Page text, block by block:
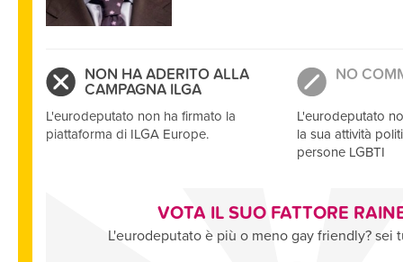
NON HA ADERITO ALLA
CAMPAGNA ILGA
L'eurodeputato non ha firmato la
piattaforma di ILGA Europe.
NO
L'eurodeputato
la sua attività
persone LGBTI
VOTA IL SUO FATTORE
L'eurodeputato è più o meno gay friendly? sei